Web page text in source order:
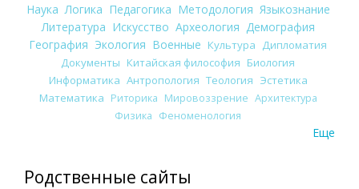
Наука Логика Педагогика Методология Языкознание
Литература Искусство Археология Демография
География Экология Военные Культура
Дипломатия
Документы Китайская философия Биология
Информатика Антропология Теология Эстетика
Математика Риторика Мировоззрение Архитектура
Физика Феноменология
Еще
Родственные сайты